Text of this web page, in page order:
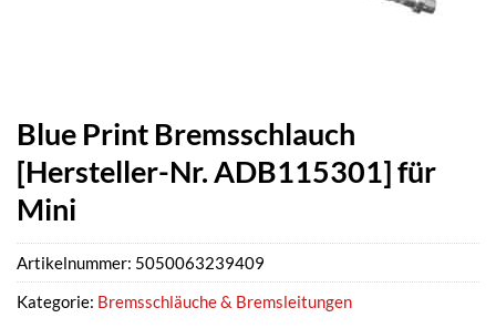
Blue Print Bremsschlauch
[Hersteller-Nr. ADB115301] für
Mini
Artikelnummer: 5050063239409
Kategorie: Bremsschläuche & Bremsleitungen